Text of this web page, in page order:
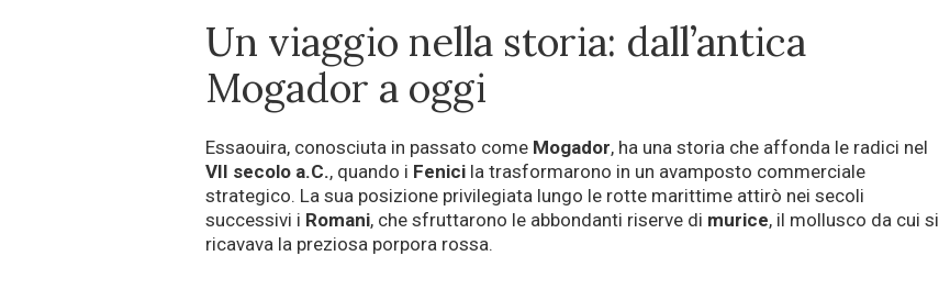
Un viaggio nella storia: dall’antica
Mogador a oggi
Essaouira, conosciuta in passato come Mogador, ha una storia che affonda le radici nel
VII secolo a.C., quando i Fenici la trasformarono in un avamposto commerciale
strategico. La sua posizione privilegiata lungo le rotte marittime attirò nei secoli
successivi i Romani, che sfruttarono le abbondanti riserve di murice, il mollusco da cui si
ricavava la preziosa porpora rossa.